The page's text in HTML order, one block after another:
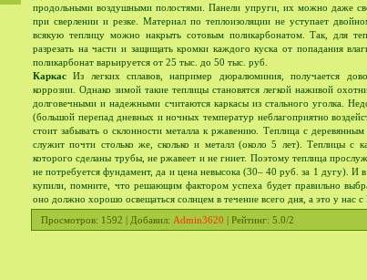
продольными воздушными полостями. Панели упруги, их можно даже
при сверлении и резке. Материал по теплоизоляции не уступает
всякую теплицу можно накрыть сотовым поликарбонатом. Так, для
разрезать на части и защищать кромки каждого куска от попадания
поликарбонат варьируется от 25 тыс. до 50 тыс. руб.
Каркас Из легких сплавов, например дюралюминия, получается
коррозии. Однако зимой такие теплицы становятся легкой наживой
долговечными и надежными считаются каркасы из стального уголка.
(большой перепад дневных и ночных температур неблагоприятно
стоит забывать о склонности металла к ржавению. Теплица с
служит почти столько же, сколько и металл (около 5 лет). Теплицы с
которого сделаны трубы, не ржавеет и не гниет. Поэтому теплица
не потребуется фундамент, да и цена невысока (30– 40 руб. за 1 дугу). И
купили, помните, что решающим фактором успеха будет правильно
оно должно хорошо освещаться солнцем в течение всего дня, а это у нас с
Просмотров: 1592 | Добавил: Admin3620 | Рейтинг: 5.0/2